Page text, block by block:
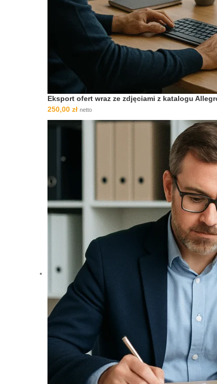
Eksport ofert wraz ze zdjęciami z katalogu
250,00 zł netto